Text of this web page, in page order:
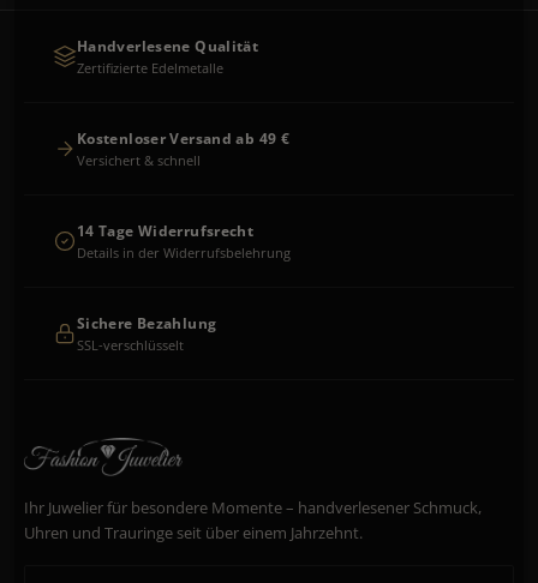
Handverlesene Qualität
Zertifizierte Edelmetalle
Kostenloser Versand ab 49 €
Versichert & schnell
14 Tage Widerrufsrecht
Details in der Widerrufsbelehrung
Sichere Bezahlung
SSL-verschlüsselt
Ihr Juwelier für besondere Momente – handverlesener Schmuck,
Uhren und Trauringe seit über einem Jahrzehnt.